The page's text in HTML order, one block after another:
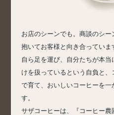
お店のシーンでも。商談のシ
抱いてお客様と向き合ってい
自ら足を運び、自分たちが本
けを扱っているという自負と
で育て、おいしいコーヒーを
す。
サザコーヒーは、『コーヒー